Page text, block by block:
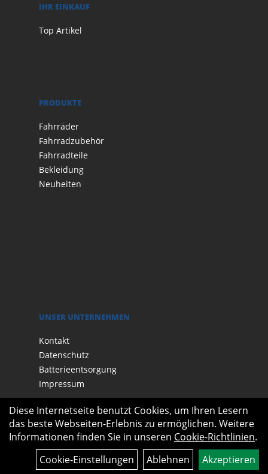
IHR EINKAUF
Top Artikel
PRODUKTE
Fahrräder
Fahrradzubehör
Fahrradteile
Bekleidung
Neuheiten
UNSER UNTERNEHMEN
Kontakt
Datenschutz
Batterieentsorgung
Impressum
Diese Internetseite benutzt Cookies, um Ihren Lesern
das beste Webseiten-Erlebnis zu ermöglichen. Weitere
Informationen finden Sie in unseren Cookie-Richtlinien.
Cookie-Einstellungen
Ablehnen Akzeptieren